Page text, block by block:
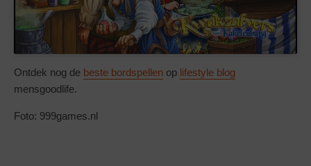
Ontdek nog de beste bordspellen op lifestyle blog
mensgoodlife.
Foto: 999games.nl